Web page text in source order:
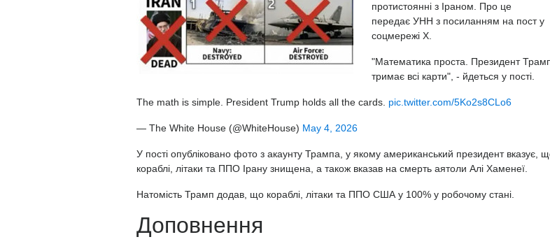
протистоянні з Іраном. Про це
передає УНН з посиланням на пост у
соцмережі Х.
"Математика проста. Президент
тримає всі карти", - йдеться у пості.
The math is simple. President Trump holds all the cards. pic.twitter.com/5Ko2s8CLo6
— The White House (@WhiteHouse) May 4, 2026
У пості опубліковано фото з акаунту Трампа, у якому американський президент вказує,
кораблі, літаки та ППО Ірану знищена, а також вказав на смерть аятоли Алі Хаменеї.
Натомість Трамп додав, що кораблі, літаки та ППО США у 100% у робочому стані.
Доповнення